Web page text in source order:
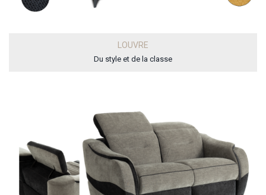
LOUVRE
Du style et de la classe